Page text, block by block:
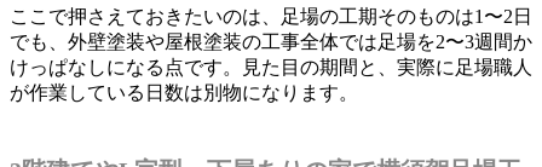
ここで押さえておきたいのは、足場の工期そのものは1〜2日
でも、外壁塗装や屋根塗装の工事全体では足場を2〜3週間か
けっぱなしになる点です。見た目の期間と、実際に足場職人
が作業している日数は別物になります。